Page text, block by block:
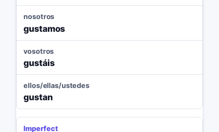
nosotros
gustamos
vosotros
gustáis
ellos/ellas/ustedes
gustan
Imperfect